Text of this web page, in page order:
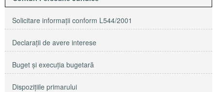
Solicitare informaţii conform L544/2001
Declaraţii de avere interese
Buget şi execuţia bugetară
Dispoziţiile primarului